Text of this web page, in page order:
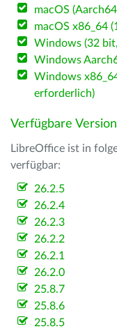
macOS
macOS x86_64
Windows (32
Windows
Windows
erforderlich)
Verfügbare
LibreOffice ist in
verfügbar:
26.2.5
26.2.4
26.2.3
26.2.2
26.2.1
26.2.0
25.8.7
25.8.6
25.8.5